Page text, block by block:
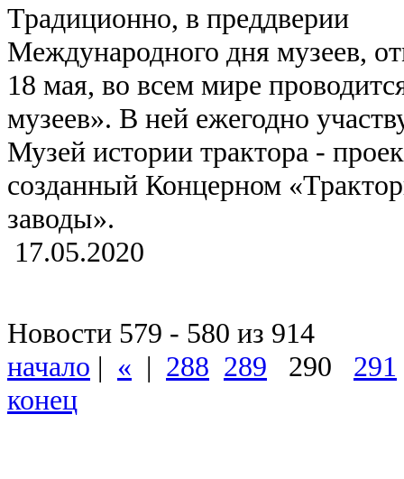
Традиционно, в преддверии
Международного дня музеев,
18 мая, во всем мире
музеев». В ней ежегодно
Музей истории трактора -
созданный Концерном
заводы».
17.05.2020
Новости 579 - 580 из 914
начало | « | 288 289 290
291
конец